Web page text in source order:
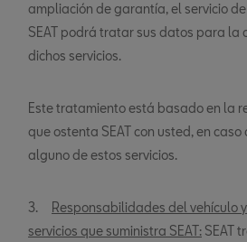
ampliación de garantía, el servicio
SEAT podrá tratar sus datos para la
dichos servicios.
Este tratamiento está basado en la
que ostenta SEAT con usted, en
alguno de estos servicios.
3.
Responsabilidades del vehículo
servicios que suministra SEAT: SEAT